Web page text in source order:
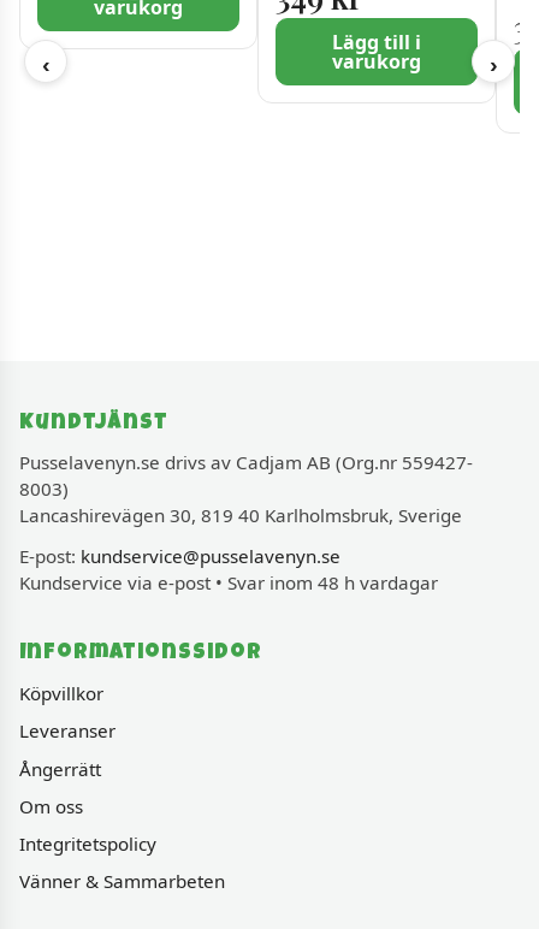
‹
varukorg
Lägg till i
varukorg ›
Kundtjänst
Pusselavenyn.se drivs av Cadjam AB (Org.nr 559427-
8003)
Lancashirevägen 30, 819 40 Karlholmsbruk, Sverige
E-post: kundservice@pusselavenyn.se
Kundservice via e-post • Svar inom 48 h vardagar
Informationssidor
Köpvillkor
Leveranser
Ångerrätt
Om oss
Integritetspolicy
Vänner & Sammarbeten